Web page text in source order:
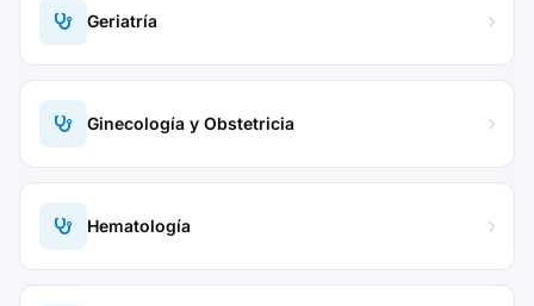
Geriatría
Ginecología y Obstetricia
Hematología